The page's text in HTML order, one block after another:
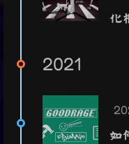
化
2021
如